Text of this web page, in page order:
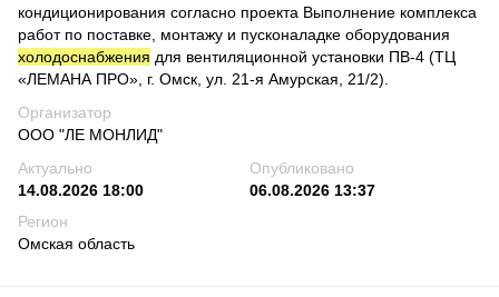
кондиционирования согласно проекта Выполнение комплекса
работ по поставке, монтажу и пусконаладке оборудования
холодоснабжения для вентиляционной установки ПВ-4 (ТЦ
«ЛЕМАНА ПРО», г. Омск, ул. 21-я Амурская, 21/2).
Организатор
ООО "ЛЕ МОНЛИД"
Актуально
14.08.2026 18:00
Опубликовано
06.08.2026 13:37
Регион
Омская область